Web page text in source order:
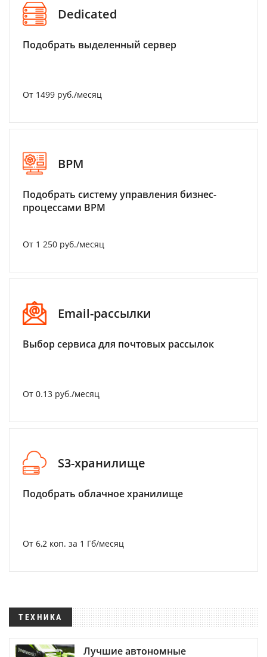
Dedicated
Подобрать выделенный сервер
От 1499 руб./месяц
BPM
Подобрать систему управления бизнес-
процессами BPM
От 1 250 руб./месяц
Email-рассылки
Выбор сервиса для почтовых рассылок
От 0.13 руб./месяц
S3-хранилище
Подобрать облачное хранилище
От 6,2 коп. за 1 Гб/месяц
ТЕХНИКА
Лучшие автономные